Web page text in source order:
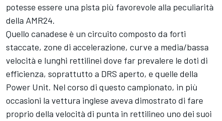
potesse essere una pista più favorevole alla peculiarità
della AMR24.
Quello canadese è un circuito composto da forti
staccate, zone di accelerazione, curve a media/bassa
velocità e lunghi rettilinei dove far prevalere le doti di
efficienza, soprattutto a DRS aperto, e quelle della
Power Unit. Nel corso di questo campionato, in più
occasioni la vettura inglese aveva dimostrato di fare
proprio della velocità di punta in rettilineo uno dei suoi